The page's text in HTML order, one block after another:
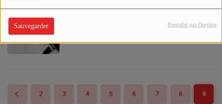
Sauvegarder Propulsé par Orejime
Calogero dévoile le 2e extrait de son
2 3 4 5 6 7 8 9